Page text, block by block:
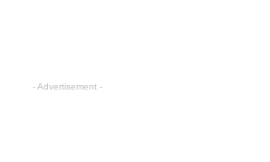
- Advertisement -